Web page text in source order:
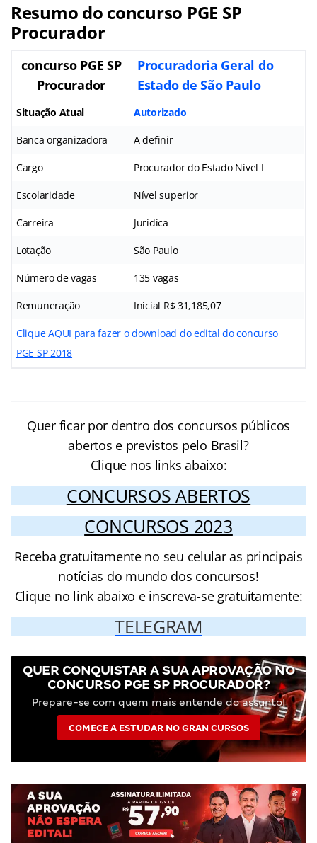
Resumo do concurso PGE SP
Procurador
concurso PGE SP
Procurador
Procuradoria Geral do
Estado de São Paulo
Situação Atual Autorizado
Banca organizadora A definir
Cargo Procurador do Estado Nível I
Escolaridade Nível superior
Carreira Jurídica
Lotação São Paulo
Número de vagas 135 vagas
Remuneração Inicial R$ 31,185,07
Clique AQUI para fazer o download do edital do concurso
PGE SP 2018
Quer ficar por dentro dos concursos públicos
abertos e previstos pelo Brasil?
Clique nos links abaixo:
CONCURSOS ABERTOS
CONCURSOS 2023
Receba gratuitamente no seu celular as principais
notícias do mundo dos concursos!
Clique no link abaixo e inscreva-se gratuitamente:
TELEGRAM
QUER CONQUISTAR A SUA APROVAÇÃO NO
CONCURSO PGE SP PROCURADOR?
Prepare-se com quem mais entende do assunto!
COMECE A ESTUDAR NO GRAN CURSOS